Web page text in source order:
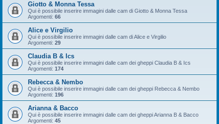
Giotto & Monna Tessa
Qui è possibile inserire immagini dalle cam di Giotto & Monna Tessa
Argomenti: 66
Alice e Virgilio
Qui è possibile inserire immagini dalle cam di Alice e Virgilio
Argomenti: 29
Claudia B & Ics
Qui è possibile inserire immagini dalle cam dei gheppi Claudia B & Ics
Argomenti: 174
Rebecca & Nembo
Qui è possibile inserire immagini dalle cam dei gheppi Rebecca & Nembo
Argomenti: 196
Arianna & Bacco
Qui è possibile inserire immagini dalle cam dei gheppi Arianna B & Bacco
Argomenti: 45